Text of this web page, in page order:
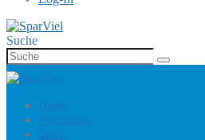
Suche
Home
Aquaristik
Teich